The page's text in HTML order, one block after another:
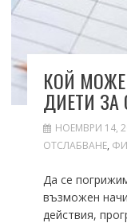
КОЙ
ДИЕТИ ЗА
НОЕМВРИ 14,
ОТСЛАБВАНЕ,
Да се
възможен
действия,